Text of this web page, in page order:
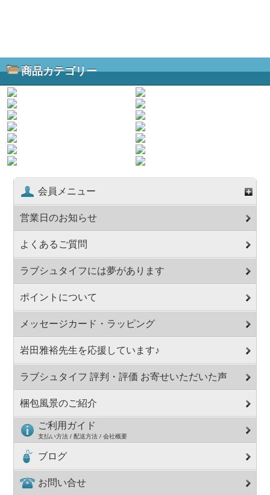
商品カテゴリー
会員メニュー
営業日のお知らせ
よくあるご質問
ラブシュタイフには夢があります
ポイントについて
メッセージカード・ラッピング
岩田雅裕先生を応援しています♪
ラブシュタイフ 評判・評価 お寄せいただいた声
梱包風景のご紹介
ご利用ガイド
支払い方法 / 配送方法 / 会社概要
ブログ
お問い合せ